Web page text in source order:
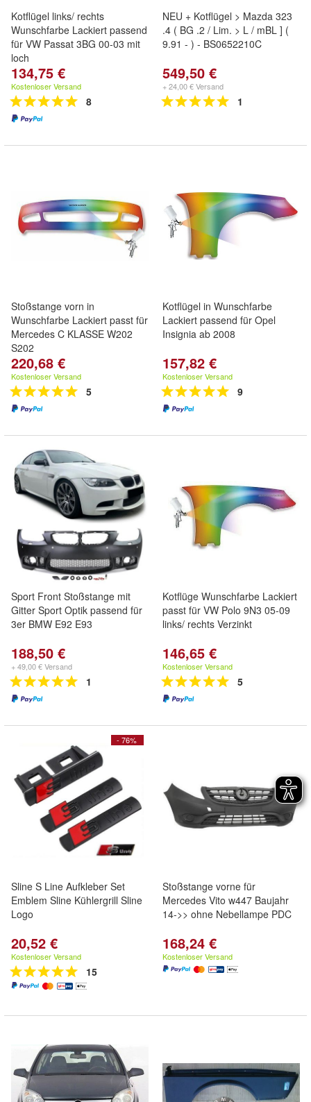
Kotflügel links/ rechts
Wunschfarbe Lackiert passend
für VW Passat 3BG 00-03 mit
loch
134,75 €
Kostenloser Versand
8
NEU + Kotflügel > Mazda 323
.4 ( BG .2 / Lim. > L / mBL ] (
9.91 - ) - BS0652210C
549,50 €
+ 24,00 € Versand
1
Stoßstange vorn in
Wunschfarbe Lackiert passt für
Mercedes C KLASSE W202
S202
220,68 €
Kostenloser Versand
5
Kotflügel in Wunschfarbe
Lackiert passend für Opel
Insignia ab 2008
157,82 €
Kostenloser Versand
9
Sport Front Stoßstange mit
Gitter Sport Optik passend für
3er BMW E92 E93
188,50 €
+ 49,00 € Versand
1
Kotflüge Wunschfarbe Lackiert
passt für VW Polo 9N3 05-09
links/ rechts Verzinkt
146,65 €
Kostenloser Versand
5
- 76%
Sline S Line Aufkleber Set
Emblem Sline Kühlergrill Sline
Logo
20,52 €
Kostenloser Versand
15
Stoßstange vorne für
Mercedes Vito w447 Baujahr
14->> ohne Nebellampe PDC
168,24 €
Kostenloser Versand